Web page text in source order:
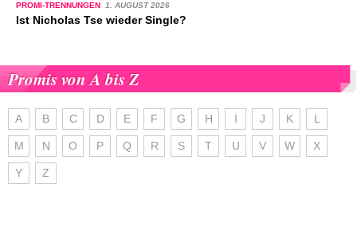
PROMI-TRENNUNGEN 1. AUGUST 2026
Ist Nicholas Tse wieder Single?
Promis von A bis Z
A B C D E F G H I J K L
M N O P Q R S T U V W X
Y Z